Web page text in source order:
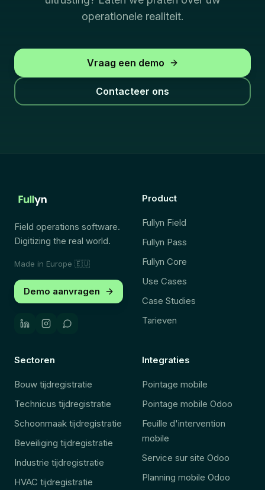
operationele realiteit.
Vraag een demo
Contacteer ons
Field operations software.
Digitizing the real world.
Made in Europe 🇪🇺
Demo aanvragen
Product
Fullyn Field
Fullyn Pass
Fullyn Core
Use Cases
Case Studies
Tarieven
Sectoren
Bouw tijdregistratie
Technicus tijdregistratie
Schoonmaak tijdregistratie
Beveiliging tijdregistratie
Industrie tijdregistratie
HVAC tijdregistratie
Integraties
Pointage mobile
Pointage mobile Odoo
Feuille d'intervention
mobile
Service sur site Odoo
Planning mobile Odoo